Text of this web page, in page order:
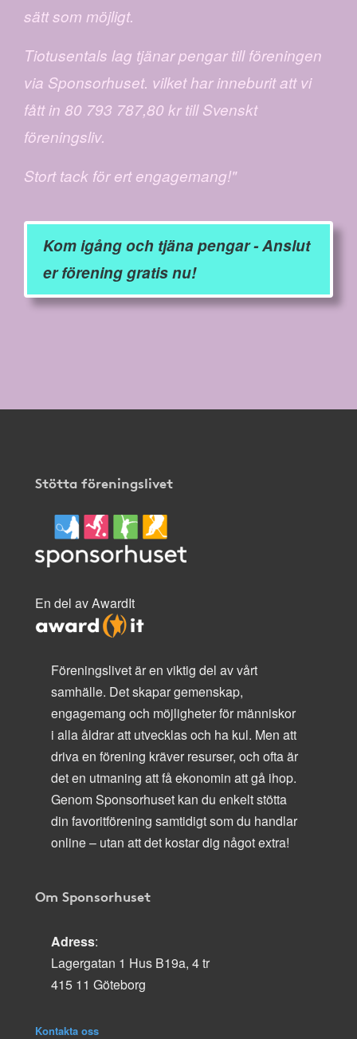
sätt som möjligt.
Tiotusentals lag tjänar pengar till föreningen
via Sponsorhuset. vilket har inneburit att vi
fått in 80 793 787,80 kr till Svenskt
föreningsliv.
Stort tack för ert engagemang!"
Kom igång och tjäna pengar - Anslut
er förening gratis nu!
Stötta föreningslivet
En del av AwardIt
Föreningslivet är en viktig del av vårt
samhälle. Det skapar gemenskap,
engagemang och möjligheter för människor
i alla åldrar att utvecklas och ha kul. Men att
driva en förening kräver resurser, och ofta är
det en utmaning att få ekonomin att gå ihop.
Genom Sponsorhuset kan du enkelt stötta
din favoritförening samtidigt som du handlar
online – utan att det kostar dig något extra!
Om Sponsorhuset
Adress:
Lagergatan 1 Hus B19a, 4 tr
415 11 Göteborg
Kontakta oss